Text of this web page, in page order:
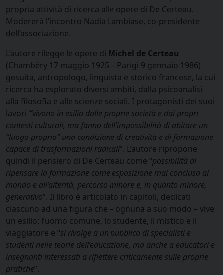
propria attività di ricerca alle opere di De Certeau.
Modererà l’incontro Nadia Lambiase, co-presidente
dell’associazione.
L’autore rilegge le opere di Michel de Certeau
(Chambèry 17 maggio 1925 – Parigi 9 gennaio 1986)
gesuita, antropologo, linguista e storico francese, la cui
ricerca ha esplorato diversi ambiti, dalla psicoanalisi
alla filosofia e alle scienze sociali. I protagonisti dei suoi
lavori “vivono in esilio dalle proprie società e dai propri
contesti culturali, ma fanno dell’impossibilità di abitare un
“luogo proprio” una condizione di creatività e di formazione
capace di trasformazioni radicali”. L’autore ripropone
quindi il pensiero di De Certeau come “possibilità di
ripensare la formazione come esposizione mai conclusa al
mondo e all’alterità, percorso minore e, in quanto minore,
generativo”. Il libro è articolato in capitoli, dedicati
ciascuno ad una figura che – ognuna a suo modo – vive
un esilio: l’uomo comune, lo studente, il mistico e il
viaggiatore e “si rivolge a un pubblico di specialisti e
studenti nelle teorie dell’educazione, ma anche a educatori e
insegnanti interessati a riflettere criticamente sulle proprie
pratiche”.